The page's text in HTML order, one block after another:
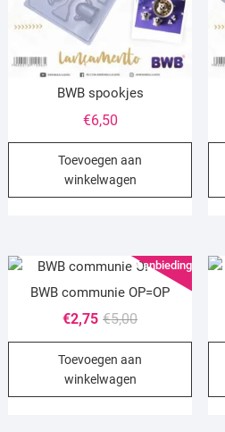
BWB spookjes
€6,50
Toevoegen aan
winkelwagen
Aanbieding!
BWB communie OP=OP
€5,00Oorspronkelijke
prijs
was:
€2,75
Huidige
prijs
is:
Toevoegen aan
winkelwagen